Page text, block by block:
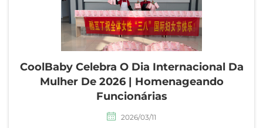
CoolBaby Celebra O Dia Internacional Da
Mulher De 2026 | Homenageando
Funcionárias
2026/03/11